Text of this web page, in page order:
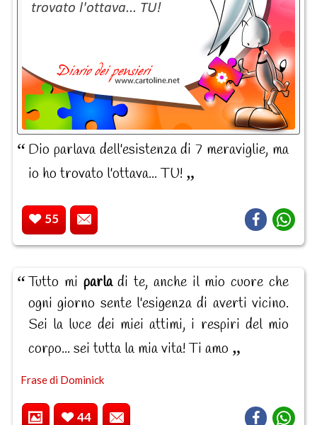
Dio parlava dell'esistenza di 7 meraviglie, ma
io ho trovato l'ottava... TU!
55
Tutto mi parladi te, anche il mio cuore che
ogni giorno sente l'esigenza di averti vicino.
Sei la luce dei miei attimi, i respiri del mio
corpo... sei tutta la mia vita! Ti amo
Frase di Dominick
44